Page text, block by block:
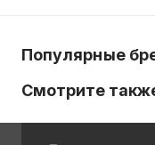
Популярные
Смотрите